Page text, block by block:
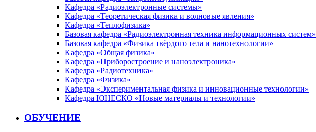
Кафедра «Радиоэлектронные системы»
Кафедра «Теоретическая физика и волновые явления»
Кафедра «Теплофизика»
Базовая кафедра «Радиоэлектронная техника информационных систем»
Базовая кафедра «Физика твёрдого тела и нанотехнологии»
Кафедра «Общая физика»
Кафедра «Приборостроение и наноэлектроника»
Кафедра «Радиотехника»
Кафедра «Физика»
Кафедра «Экспериментальная физика и инновационные технологии»
Кафедра ЮНЕСКО «Новые материалы и технологии»
ОБУЧЕНИЕ